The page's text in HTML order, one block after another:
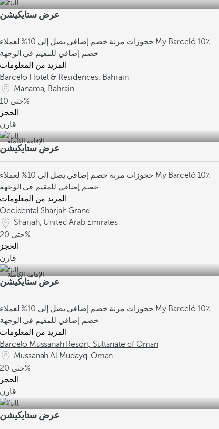
عرض ستايكيشن
حجوزات مرنة خصم إضافي يصل إلى 10% لعملاء My Barceló 10٪
خصم إضافي للمقيم في الوجهة
المزيد من المعلومات
Barceló Hotel & Residences, Bahrain
Manama, Bahrain
حتى10%
الحجز
قارن
الإقامة الكاملة
عرض ستايكيشن
حجوزات مرنة خصم إضافي يصل إلى 10% لعملاء My Barceló 10٪
خصم إضافي للمقيم في الوجهة
المزيد من المعلومات
Occidental Sharjah Grand
Sharjah, United Arab Emirates
حتى20%
الحجز
قارن
الإقامة الكاملة
عرض ستايكيشن
حجوزات مرنة خصم إضافي يصل إلى 10% لعملاء My Barceló 10٪
خصم إضافي للمقيم في الوجهة
المزيد من المعلومات
Barceló Mussanah Resort, Sultanate of Oman
Mussanah Al Mudayq, Oman
حتى20%
الحجز
قارن
عرض ستايكيشن